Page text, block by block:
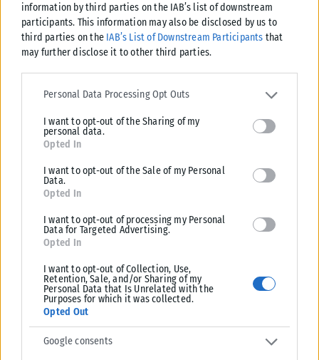
information by third parties on the IAB’s list of downstream
participants. This information may also be disclosed by us to
third parties on the IAB’s List of Downstream Participants that
may further disclose it to other third parties.
Please note that this website/app uses one or more Google
services and may gather and store information including but not
deny consent to Google and its third-party tags to use your data
for below specified purposes in below Google consent section.
Personal Data Processing Opt Outs
I want to opt-out of the Sharing of my
personal data.
Opted In
I want to opt-out of the Sale of my Personal
Data.
Opted In
I want to opt-out of processing my Personal
Data for Targeted Advertising.
Opted In
I want to opt-out of Collection, Use,
Retention, Sale, and/or Sharing of my
Personal Data that Is Unrelated with the
Purposes for which it was collected.
Opted Out
Google consents
ΕΛΛΆΔΑ
Στη φυλακή ο κατηγορούμενος για τη δολοφονία της
Ελίζαμπεθ Τζέιν Ρος